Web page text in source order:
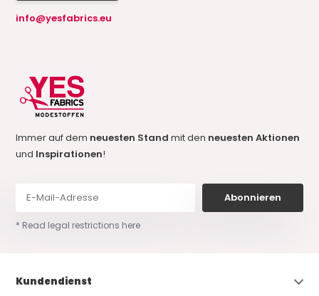
info@yesfabrics.eu
Immer auf dem neuesten Standmit den neuesten Aktionen
und Inspirationen!
Abonnieren
* Read legal restrictions here
Kundendienst